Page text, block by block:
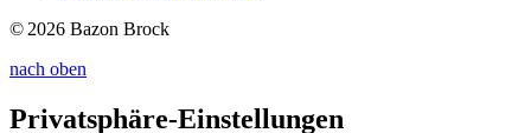
© 2026 Bazon Brock
nach oben
Privatsphäre-Einstellungen